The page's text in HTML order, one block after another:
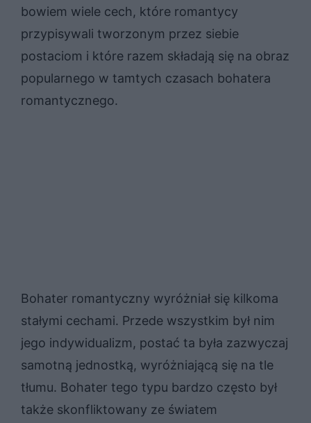
bowiem wiele cech, które romantycy
przypisywali tworzonym przez siebie
postaciom i które razem składają się na obraz
popularnego w tamtych czasach bohatera
romantycznego.
Bohater romantyczny wyróżniał się kilkoma
stałymi cechami. Przede wszystkim był nim
jego indywidualizm, postać ta była zazwyczaj
samotną jednostką, wyróżniającą się na tle
tłumu. Bohater tego typu bardzo często był
także skonfliktowany ze światem